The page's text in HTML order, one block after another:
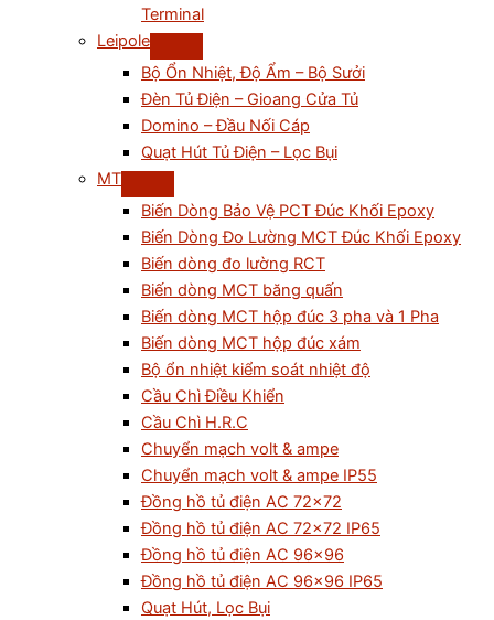
Terminal
Leipole
Bộ Ổn Nhiệt, Độ Ẩm – Bộ Sưởi
Đèn Tủ Điện – Gioang Cửa Tủ
Domino – Đầu Nối Cáp
Quạt Hút Tủ Điện – Lọc Bụi
MT
Biến Dòng Bảo Vệ PCT Đúc Khối Epoxy
Biến Dòng Đo Lường MCT Đúc Khối Epoxy
Biến dòng đo lường RCT
Biến dòng MCT băng quấn
Biến dòng MCT hộp đúc 3 pha và 1 Pha
Biến dòng MCT hộp đúc xám
Bộ ổn nhiệt kiểm soát nhiệt độ
Cầu Chì Điều Khiển
Cầu Chì H.R.C
Chuyển mạch volt & ampe
Chuyển mạch volt & ampe IP55
Đồng hồ tủ điện AC 72×72
Đồng hồ tủ điện AC 72×72 IP65
Đồng hồ tủ điện AC 96×96
Đồng hồ tủ điện AC 96×96 IP65
Quạt Hút, Lọc Bụi